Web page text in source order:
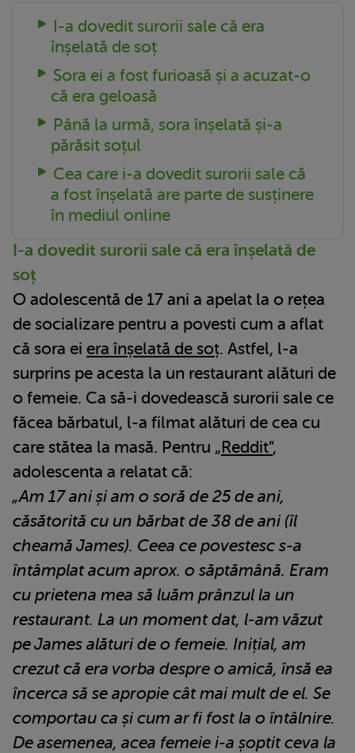
I-a dovedit surorii sale că era
înșelată de soț
Sora ei a fost furioasă și a acuzat-o
că era geloasă
Până la urmă, sora înșelată și-a
părăsit soțul
Cea care i-a dovedit surorii sale că
a fost înșelată are parte de susținere
în mediul online
I-a dovedit surorii sale că era înșelată de
soț
O adolescentă de 17 ani a apelat la o rețea
de socializare pentru a povesti cum a aflat
că sora ei era înșelată de soț. Astfel, l-a
surprins pe acesta la un restaurant alături de
o femeie. Ca să-i dovedească surorii sale ce
făcea bărbatul, l-a filmat alături de cea cu
care stătea la masă. Pentru „Reddit”,
adolescenta a relatat că:
„Am 17 ani și am o soră de 25 de ani,
căsătorită cu un bărbat de 38 de ani (îl
cheamă James). Ceea ce povestesc s-a
întâmplat acum aprox. o săptămână. Eram
cu prietena mea să luăm prânzul la un
restaurant. La un moment dat, l-am văzut
pe James alături de o femeie. Inițial, am
crezut că era vorba despre o amică, însă ea
încerca să se apropie cât mai mult de el. Se
comportau ca și cum ar fi fost la o întâlnire.
De asemenea, acea femeie i-a șoptit ceva la